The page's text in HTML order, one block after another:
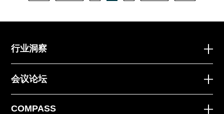
行业洞察
会议论坛
COMPASS